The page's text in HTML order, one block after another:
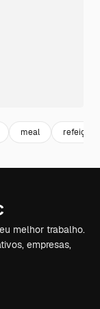
meal refeição
melhor trabalho.
empresas,